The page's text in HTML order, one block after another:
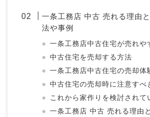
一条工務店 中古 売れる理由
法や事例
一条工務店中古住宅が売れや
中古住宅を売却する方法
一条工務店中古住宅の売却体
中古住宅の売却時に注意すべ
これから家作りを検討されて
一条工務店 中古 売れる理由